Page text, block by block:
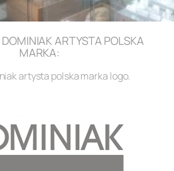
ARTYSTA POLSKA
MARKA:
artysta polska marka logo.